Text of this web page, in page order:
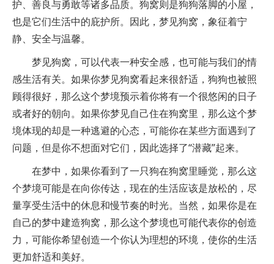
护、善良与勇敢等诸多品质。狗窝则是狗狗落脚的小屋，
也是它们生活中的庇护所。因此，梦见狗窝，象征着宁
静、安全与温馨。
梦见狗窝，可以代表一种安全感，也可能与我们的情
感生活有关。如果你梦见狗窝看起来很舒适，狗狗也被照
顾得很好，那么这个梦境预示着你将有一个很悠闲的日子
或者好的朝向。如果你梦见自己住在狗窝里，那么这个梦
境体现的却是一种逃避的心态，可能你在某些方面遇到了
问题，但是你不想面对它们，因此选择了“潜藏”起来。
在梦中，如果你看到了一只狗在狗窝里睡觉，那么这
个梦境可能是在向你传达，现在的生活应该是放松的，尽
量享受生活中的休息和慢节奏的时光。当然，如果你是在
自己的梦中建造狗窝，那么这个梦境也可能代表你的创造
力，可能你希望创造一个你认为理想的环境，使你的生活
更加舒适和美好。